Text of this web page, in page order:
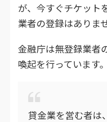
が、今すぐチケット
業者の登録はありま
金融庁は無登録業者
喚起を行っています。
貸金業を営む者は